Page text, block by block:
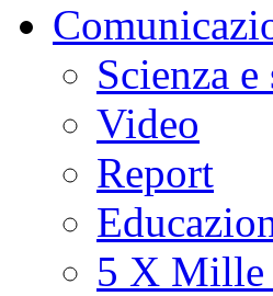
Scienza e
Video
Report
5 X Mille